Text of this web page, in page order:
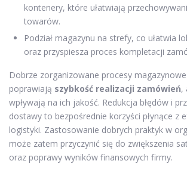
kontenery, które ułatwiają
towarów.
Podział magazynu na strefy, co ułatwia
oraz przyspiesza proces kompletacji
Dobrze zorganizowane procesy
poprawiają szybkość realizacji zamówień,
wpływają na ich jakość. Redukcja błędów i
dostawy to bezpośrednie korzyści płynące z
logistyki. Zastosowanie dobrych praktyk w
może zatem przyczynić się do zwiększenia
oraz poprawy wyników finansowych firmy.